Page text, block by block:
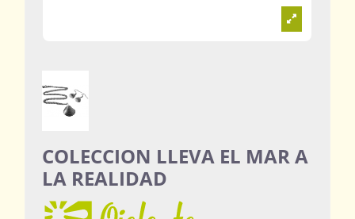
COLECCION LLEVA EL MAR A
LA REALIDAD